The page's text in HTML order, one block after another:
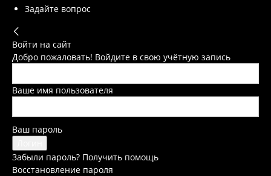
Задайте вопрос
Войти на сайт
Добро пожаловать! Войдите в свою учётную запись
Ваше имя пользователя
Ваш пароль
Забыли пароль? Получить помощь
Восстановление пароля